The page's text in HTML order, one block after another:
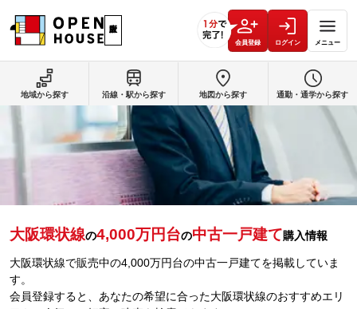
会員登録 ログイン メニュー
大阪環状線の4,000万円台の中古一戸建て購入情報
大阪環状線で販売中の4,000万円台の中古一戸建てを掲載していま
す。
会員登録すると、あなたの希望に合った大阪環状線のおすすめエリ
地域から探す 沿線・駅から探す 地図から探す 通勤・通学から探す